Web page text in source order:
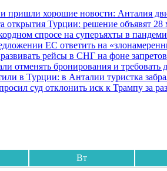
пришли хорошие новости: Анталия
открытия Турции: решение объявят 28
спросе на суперъяхты в
ЕС ответить на
рейсы в СНГ на фоне
отменять бронирования и требовать
в Турции: в Анталии туристка
суд отклонить иск к Трампу за
Вт